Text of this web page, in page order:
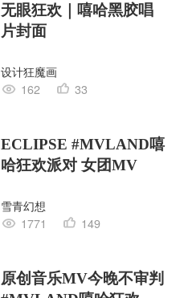
无眼狂欢｜嘻哈黑胶唱
片封面
设计狂魔画
162
33
ECLIPSE #MVLAND嘻
哈狂欢派对 女团MV
雪青幻想
1771
149
原创音乐MV今晚不审判